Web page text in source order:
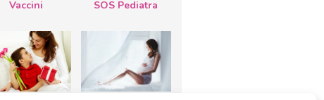
Vaccini SOS Pediatra